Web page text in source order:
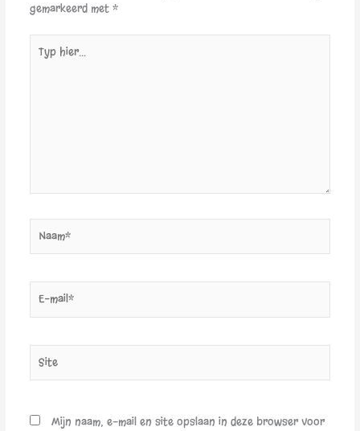
gemarkeerd met *
hier...
mail*
Mijn naam, e-mail en site opslaan in deze browser voor